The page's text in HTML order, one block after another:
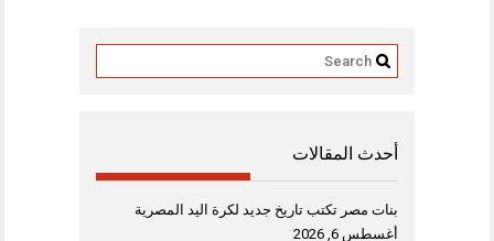
أحدث المقالات
بنات مصر تكتب تاريخ جديد لكرة اليد المصرية
أغسطس 6, 2026